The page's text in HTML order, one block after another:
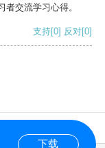
交流学习心得。
支持[0] 反对[0]
下载